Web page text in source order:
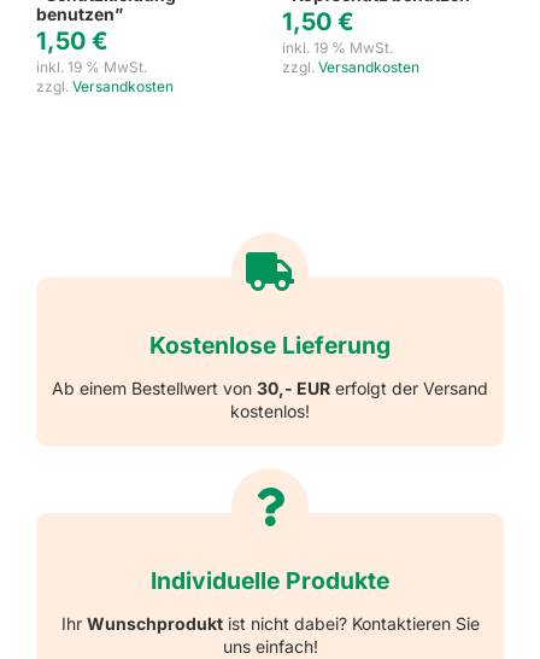
benutzen”
1,50 €
inkl. 19 % MwSt.
zzgl. Versandkosten
1,50 €
inkl. 19 % MwSt.
zzgl. Versandkosten
Kostenlose Lieferung
Ab einem Bestellwert von 30,- EUR erfolgt der Versand
kostenlos!
Individuelle Produkte
Ihr Wunschproduktist nicht dabei? Kontaktieren Sie
uns einfach!